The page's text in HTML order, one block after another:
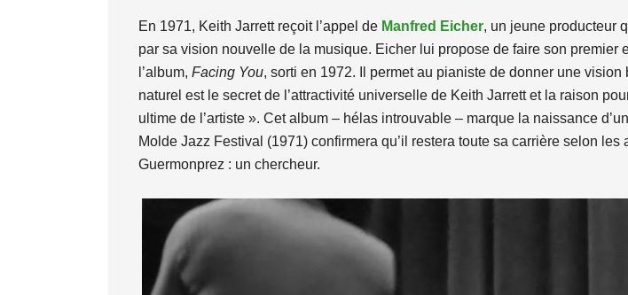
En 1971, Keith Jarrett reçoit l’appel de Manfred Eicher, un jeune producteur
par sa vision nouvelle de la musique. Eicher lui propose de faire son premier
l’album, Facing You, sorti en 1972. Il permet au pianiste de donner une
naturel est le secret de l’attractivité universelle de Keith Jarrett et la raison
ultime de l’artiste ». Cet album – hélas introuvable – marque la naissance
Molde Jazz Festival (1971) confirmera qu’il restera toute sa carrière selon les
Guermonprez : un chercheur.